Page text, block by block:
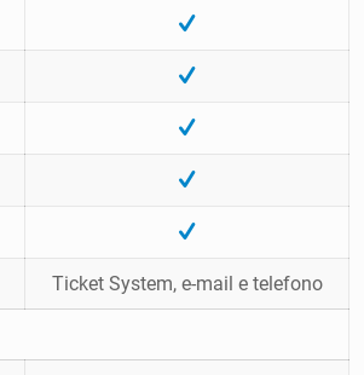
Ticket System, e-mail e telefono